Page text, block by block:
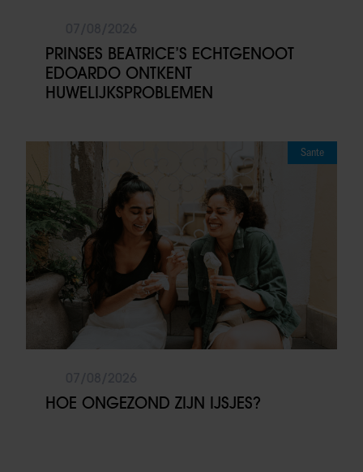
PRINSES BEATRICE’S ECHTGENOOT
EDOARDO ONTKENT
HUWELIJKSPROBLEMEN
Sante
HOE ONGEZOND ZIJN IJSJES?